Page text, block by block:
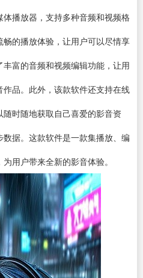
播放器，支持多种音频和视频格
的播放体验，让用户可以尽情享
富的音频和视频编辑功能，让用
品。此外，该款软件还支持在线
时随地获取自己喜爱的影音资
据。这款软件是一款集播放、编
用户带来全新的影音体验。